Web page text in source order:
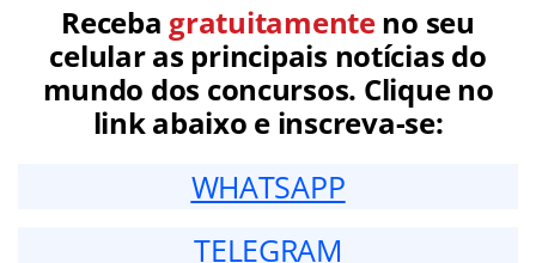
Receba gratuitamenteno seu
celular as principais notícias do
mundo dos concursos. Clique no
link abaixo e inscreva-se:
WHATSAPP
TELEGRAM